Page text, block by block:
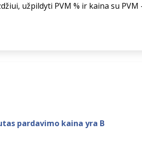
užpildyti PVM % ir kaina su
pardavimo kaina yra B